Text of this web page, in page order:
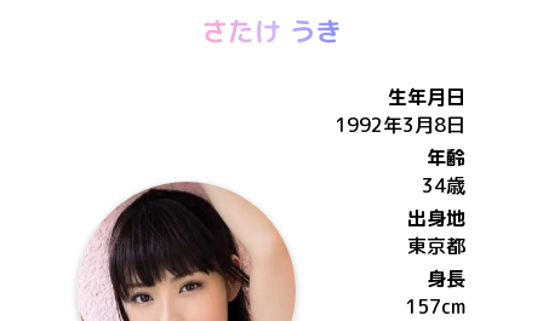
さたけ うき
生年月日
1992年3月8日
年齢
34歳
出身地
東京都
身長
157cm